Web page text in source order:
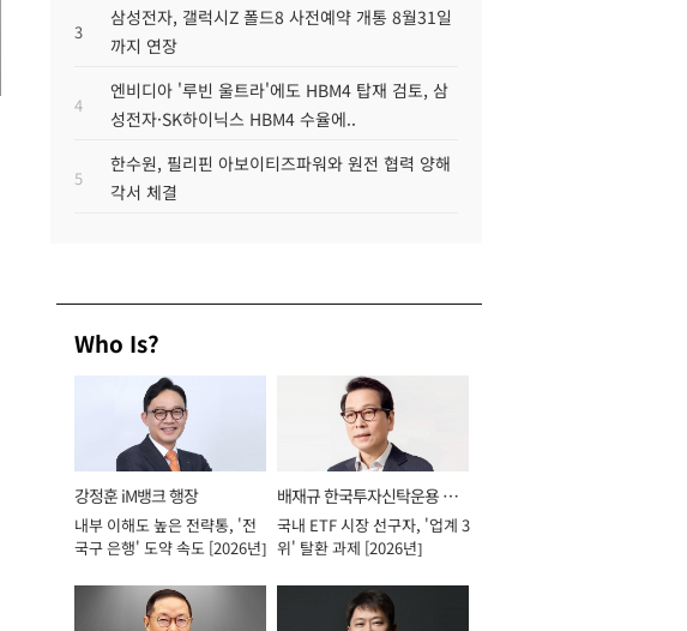
3
삼성전자, 갤럭시Z 폴드8 사전예약 개통 8월31일
까지 연장
4
엔비디아 '루빈 울트라'에도 HBM4 탑재 검토, 삼
성전자·SK하이닉스 HBM4 수율에..
5
한수원, 필리핀 아보이티즈파워와 원전 협력 양해
각서 체결
Who Is?
강정훈 iM뱅크 행장
내부 이해도 높은 전략통, '전
국구 은행' 도약 속도 [2026년]
배재규 한국투자신탁운용 대
표이사 사장
국내 ETF 시장 선구자, '업계 3
위' 탈환 과제 [2026년]